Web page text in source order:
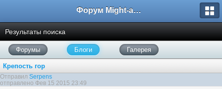
Форум Might-and-Magic.ru
Результаты поиска
Форумы Блоги Галерея
Крепость гор
Отправил Serpens
отправлено Фев 15 2015 23:49